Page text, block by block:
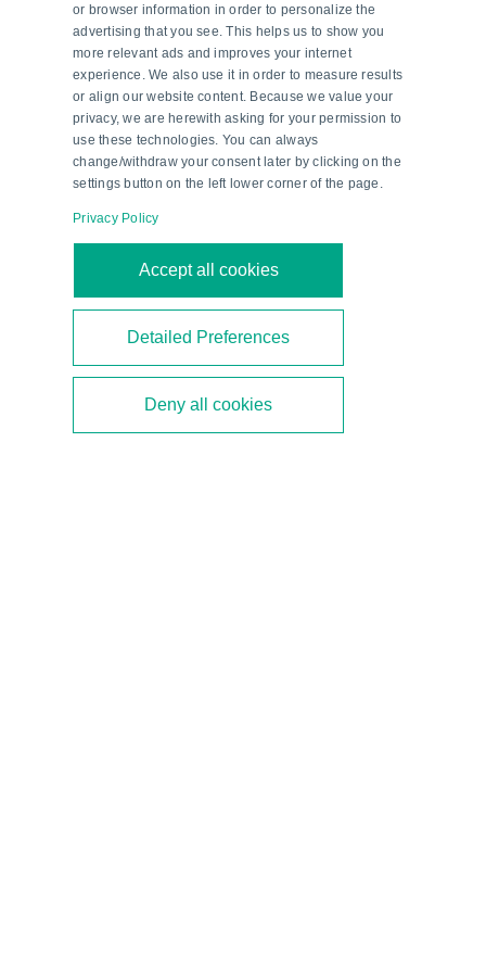
Assistenzsystems optimal“, konstatiert Alexander
Hermes, Key Account Manager bei
Pepperl+Fuchs. Der messende optoelektronische
Sensor ist ausgestattet mit innovativer Pulse
Ranging Technology (PRT) für zuverlässige und
eindeutige Messergebnisse, erkennt Objekte
zuverlässig und ist unempfindlich gegenüber
Störeinflüssen wie Fremdlicht. Beim iGo neo CX
20 ist aus der R2000-Familie eine optimal
passende HD-Variante jeweils rechts und links
hinter der Fahrerstelle montiert. Der Mitarbeiter
steigt auf den Horizontalkommissionierer und
fährt ihn manuell zum Zielregal. Hierbei
identifiziert die Fahrzeugsteuerung aus den
or browser information in order to personalize the
advertising that you see. This helps us to show you
more relevant ads and improves your internet
experience. We also use it in order to measure results
or align our website content. Because we value your
privacy, we are herewith asking for your permission to
use these technologies. You can always
change/withdraw your consent later by clicking on the
settings button on the left lower corner of the page.
Privacy Policy
Accept all cookies
Detailed Preferences
Deny all cookies